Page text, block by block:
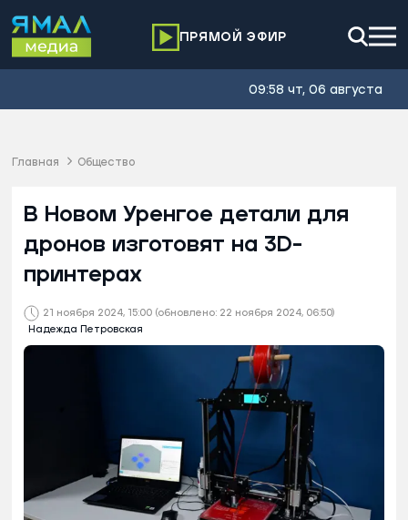
ПРЯМОЙ ЭФИР
09:58 чт, 06 августа
Главная Общество
21 ноября 2024, 15:00 (обновлено: 22 ноября 2024, 06:50)
Надежда Петровская
В Новом Уренгое детали для
дронов изготовят на 3D-
принтерах